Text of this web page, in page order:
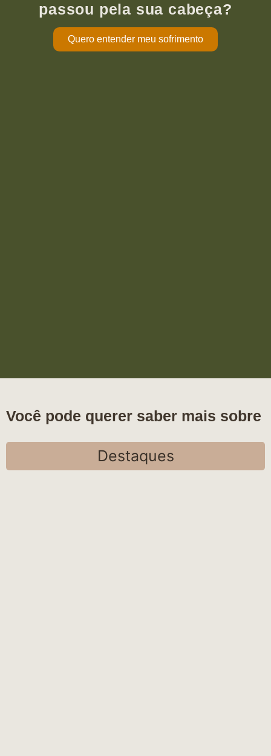
passou pela sua cabeça?
Quero entender meu sofrimento
Você pode querer saber mais sobre
Destaques